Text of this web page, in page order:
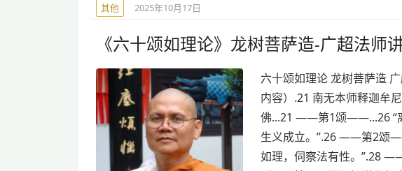
其他 2025年10月17日
《六十颂如理论》龙树菩萨造-广超法师
六十颂如理论 龙树菩萨造
内容）.21 南无本师释迦牟
佛...21 ——第1颂——...26 “
生义成立。”.26 ——第2颂
如理，伺察法有性。”.28